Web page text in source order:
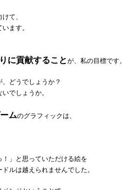
て、
ます。
に貢献することが、私の目標です。
どうでしょうか？
でしょうか。
ムのグラフィックは、
」と思っていただける絵を
ルは越えられませんでした。